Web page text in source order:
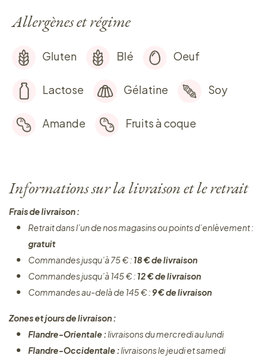
Allergènes et régime
Gluten Blé Oeuf
Lactose Gélatine Soy
Amande Fruits à coque
Informations sur la livraison et le retrait
Frais de livraison :
Retrait dans l’un de nos magasins ou points d’enlèvement :
gratuit
Commandes jusqu’à 75 € : 18 € de livraison
Commandes jusqu’à 145 € : 12 € de livraison
Commandes au-delà de 145 € : 9 € de livraison
Zones et jours de livraison :
Flandre-Orientale :livraisons du mercredi au lundi
Flandre-Occidentale :livraisons le jeudi et samedi